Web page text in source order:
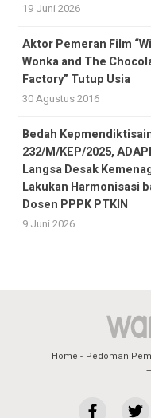
19 Juni 2026
Aktor Pemeran Film
Wonka and The
Factory” Tutup Usia
30 Agustus 2016
Bedah
232/M/KEP/2025,
Langsa Desak
Lakukan Harmonisasi
Dosen PPPK PTKIN
9 Juni 2026
Home Pedoman